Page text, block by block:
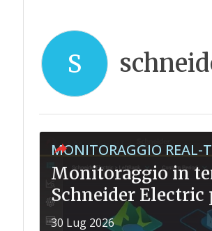
S
MONITORAGGIO REAL-
Monitoraggio in
Schneider
30 Lug 2026